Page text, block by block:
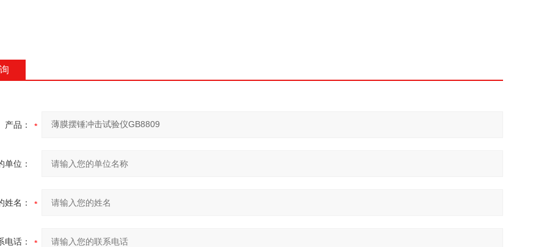
产品：
单位：
姓名：
电话：